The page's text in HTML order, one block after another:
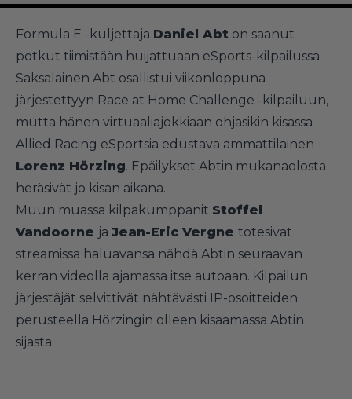
Formula E -kuljettaja Daniel Abt on saanut
potkut tiimistään huijattuaan eSports-kilpailussa.
Saksalainen Abt osallistui viikonloppuna
järjestettyyn Race at Home Challenge -kilpailuun,
mutta hänen virtuaaliajokkiaan ohjasikin kisassa
Allied Racing eSportsia edustava ammattilainen
Lorenz Hörzing. Epäilykset Abtin mukanaolosta
heräsivät jo kisan aikana.
Muun muassa kilpakumppanit Stoffel
Vandoorne ja Jean-Eric Vergne totesivat
streamissa haluavansa nähdä Abtin seuraavan
kerran videolla ajamassa itse autoaan. Kilpailun
järjestäjät selvittivät nähtävästi IP-osoitteiden
perusteella Hörzingin olleen kisaamassa Abtin
sijasta.